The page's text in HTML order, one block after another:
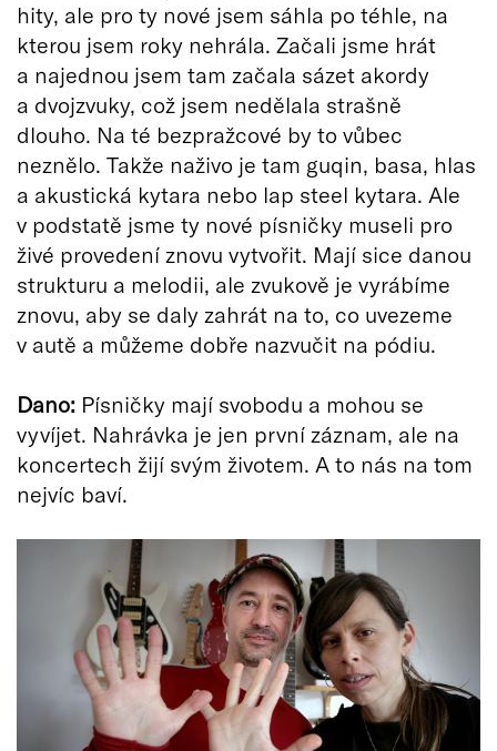
hity, ale pro ty nové jsem sáhla po téhle, na
kterou jsem roky nehrála. Začali jsme hrát
a najednou jsem tam začala sázet akordy
a dvojzvuky, což jsem nedělala strašně
dlouho. Na té bezpražcové by to vůbec
neznělo. Takže naživo je tam guqin, basa, hlas
a akustická kytara nebo lap steel kytara. Ale
v podstatě jsme ty nové písničky museli pro
živé provedení znovu vytvořit. Mají sice danou
strukturu a melodii, ale zvukově je vyrábíme
znovu, aby se daly zahrát na to, co uvezeme
v autě a můžeme dobře nazvučit na pódiu.
Dano: Písničky mají svobodu a mohou se
vyvíjet. Nahrávka je jen první záznam, ale na
koncertech žijí svým životem. A to nás na tom
nejvíc baví.